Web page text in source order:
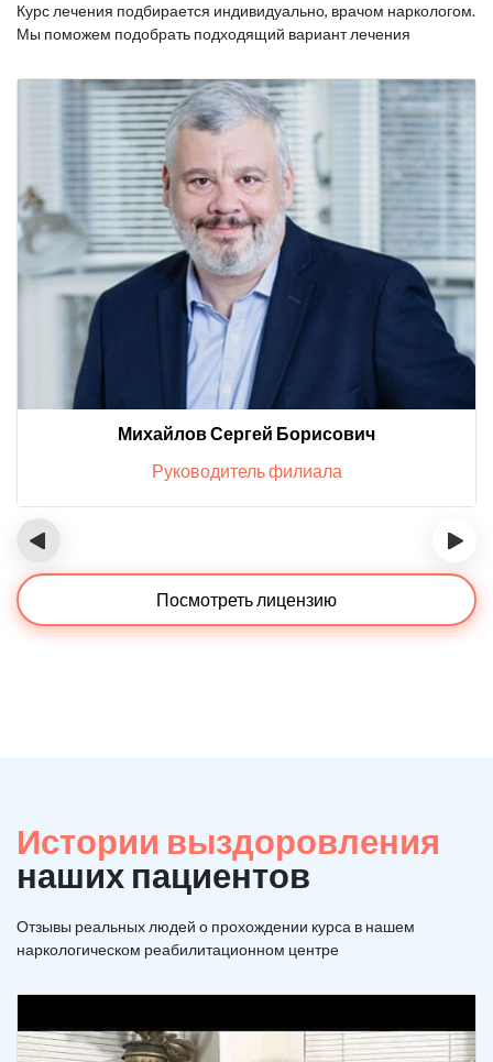
Курс лечения подбирается индивидуально, врачом наркологом.
Мы поможем подобрать подходящий вариант лечения
Михайлов Сергей Борисович
Руководитель филиала
‹ ›
Посмотреть лицензию
Истории выздоровления
наших пациентов
Отзывы реальных людей о прохождении курса в нашем
наркологическом реабилитационном центре